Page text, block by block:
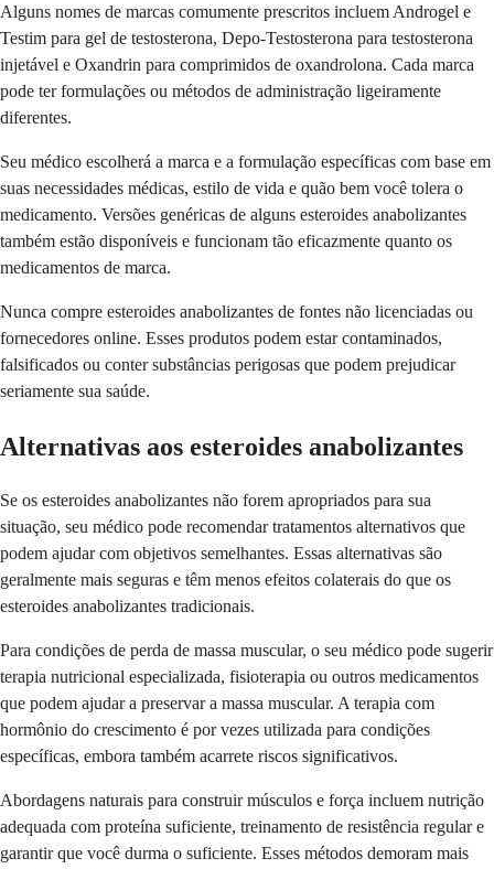
Alguns nomes de marcas comumente prescritos incluem Androgel e
Testim para gel de testosterona, Depo-Testosterona para testosterona
injetável e Oxandrin para comprimidos de oxandrolona. Cada marca
pode ter formulações ou métodos de administração ligeiramente
diferentes.
Seu médico escolherá a marca e a formulação específicas com base em
suas necessidades médicas, estilo de vida e quão bem você tolera o
medicamento. Versões genéricas de alguns esteroides anabolizantes
também estão disponíveis e funcionam tão eficazmente quanto os
medicamentos de marca.
Nunca compre esteroides anabolizantes de fontes não licenciadas ou
fornecedores online. Esses produtos podem estar contaminados,
falsificados ou conter substâncias perigosas que podem prejudicar
seriamente sua saúde.
Alternativas aos esteroides anabolizantes
Se os esteroides anabolizantes não forem apropriados para sua
situação, seu médico pode recomendar tratamentos alternativos que
podem ajudar com objetivos semelhantes. Essas alternativas são
geralmente mais seguras e têm menos efeitos colaterais do que os
esteroides anabolizantes tradicionais.
Para condições de perda de massa muscular, o seu médico pode sugerir
terapia nutricional especializada, fisioterapia ou outros medicamentos
que podem ajudar a preservar a massa muscular. A terapia com
hormônio do crescimento é por vezes utilizada para condições
específicas, embora também acarrete riscos significativos.
Abordagens naturais para construir músculos e força incluem nutrição
adequada com proteína suficiente, treinamento de resistência regular e
garantir que você durma o suficiente. Esses métodos demoram mais